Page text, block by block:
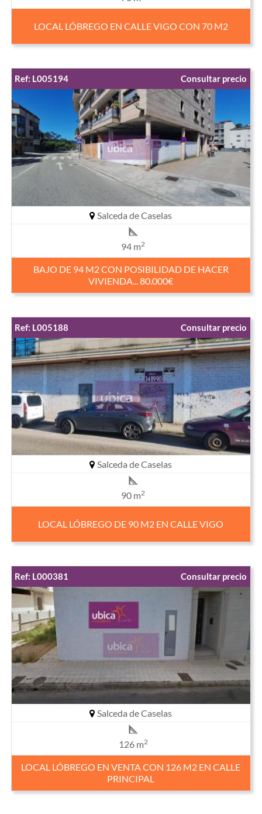
LOCAL LÓBREGO EN CALLE VIGO CON 70 M2
Ref: L005194 Consultar precio
Salceda de Caselas
94 m2
BAJO DE 94 M2 CON POSIBILIDAD DE HACER
VIVIENDA... 80.000€
Ref: L005188 Consultar precio
Salceda de Caselas
90 m2
LOCAL LÓBREGO DE 90 M2 EN CALLE VIGO
Ref: L000381 Consultar precio
Salceda de Caselas
126 m2
LOCAL LÓBREGO EN VENTA CON 126 M2 EN CALLE
PRINCIPAL